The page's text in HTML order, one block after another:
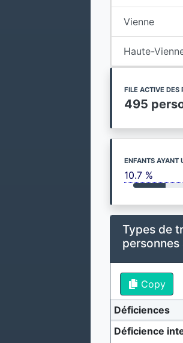
Vienne
Haute-
FILE ACTIVE DES
495
ENFANTS AYANT
10.7 %
Types de
Copy
Déficiences
Déficience